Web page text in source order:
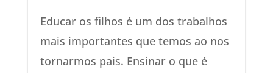
Educar os filhos é um dos trabalhos
mais importantes que temos ao nos
tornarmos pais. Ensinar o que é